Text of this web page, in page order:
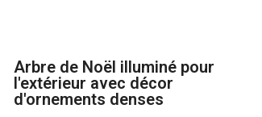
Arbre de Noël illuminé pour
l'extérieur avec décor
d'ornements denses